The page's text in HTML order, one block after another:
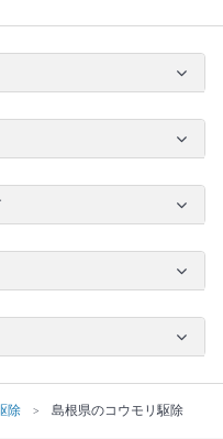
除 島根県のコウモリ駆除